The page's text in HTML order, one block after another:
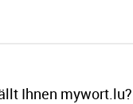
Ihnen